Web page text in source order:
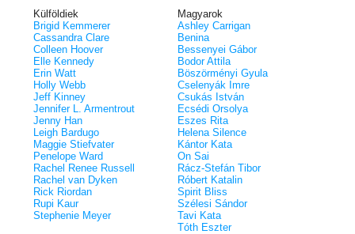
Külföldiek
Brigid Kemmerer
Cassandra Clare
Colleen Hoover
Elle Kennedy
Erin Watt
Holly Webb
Jeff Kinney
Jennifer L. Armentrout
Jenny Han
Leigh Bardugo
Maggie Stiefvater
Penelope Ward
Rachel Renee Russell
Rachel van Dyken
Rick Riordan
Rupi Kaur
Stephenie Meyer
Magyarok
Ashley Carrigan
Benina
Bessenyei Gábor
Bodor Attila
Böszörményi Gyula
Cselenyák Imre
Csukás István
Ecsédi Orsolya
Eszes Rita
Helena Silence
Kántor Kata
On Sai
Rácz-Stefán Tibor
Róbert Katalin
Spirit Bliss
Szélesi Sándor
Tavi Kata
Tóth Eszter